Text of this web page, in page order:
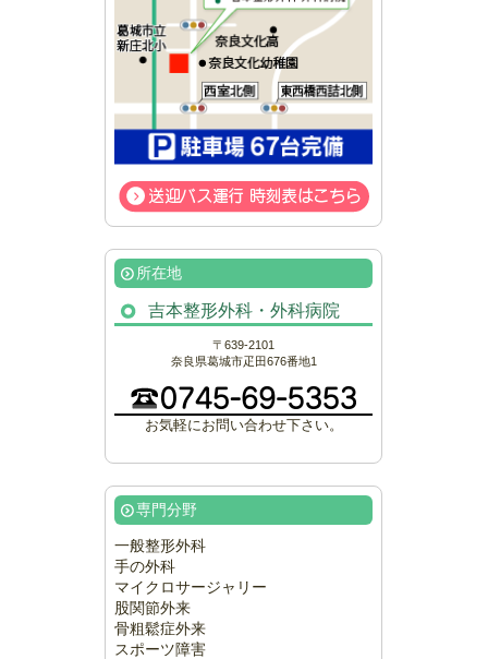
所在地
吉本整形外科・外科病院
〒639-2101
奈良県葛城市疋田676番地1
お気軽にお問い合わせ下さい。
専門分野
一般整形外科
手の外科
マイクロサージャリー
股関節外来
骨粗鬆症外来
スポーツ障害